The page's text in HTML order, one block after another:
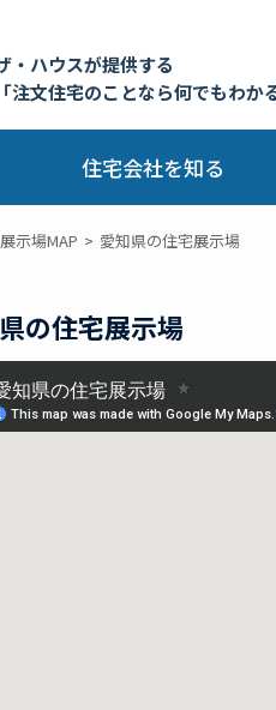
・ハウスが提供する
「注文住宅のことなら何でもわか
住宅会社を知る
示場MAP 愛知県の住宅展示場
の住宅展示場